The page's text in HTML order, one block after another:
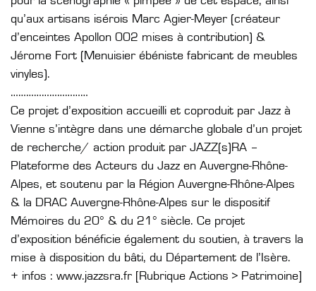
qu’aux artisans isérois Marc Agier-Meyer (créateur
d’enceintes Apollon 002 mises à contribution) &
Jérome Fort (Menuisier ébéniste fabricant de meubles
vinyles).
…………………………
Ce projet d’exposition accueilli et coproduit par Jazz à
Vienne s’intègre dans une démarche globale d’un projet
de recherche/ action produit par JAZZ(s)RA –
Plateforme des Acteurs du Jazz en Auvergne-Rhône-
Alpes, et soutenu par la Région Auvergne-Rhône-Alpes
& la DRAC Auvergne-Rhône-Alpes sur le dispositif
Mémoires du 20° & du 21° siècle. Ce projet
d’exposition bénéficie également du soutien, à travers la
mise à disposition du bâti, du Département de l’Isère.
+ infos : www.jazzsra.fr [Rubrique Actions > Patrimoine]